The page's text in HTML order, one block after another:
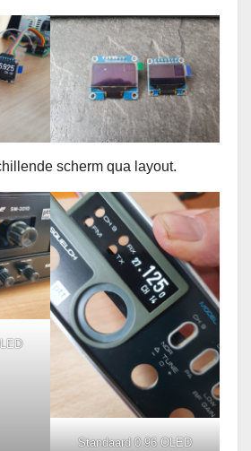
scherm qua layout.
Standaard 0.96 OLED